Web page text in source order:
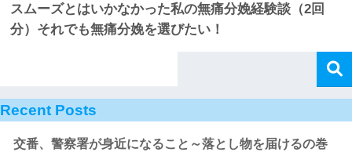
スムーズとはいかなかった私の無痛分娩経験談（2回
分）それでも無痛分娩を選びたい！
Recent Posts
交番、警察署が身近になること～落とし物を届けるの巻